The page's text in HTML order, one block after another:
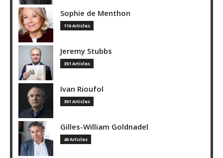
Sophie de Menthon
116 Articles
Jeremy Stubbs
351 Articles
Ivan Rioufol
301 Articles
Gilles-William Goldnadel
40 Articles